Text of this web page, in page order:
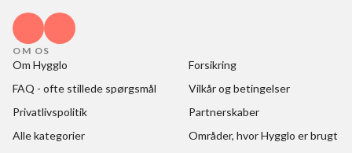
OM OS
Om Hygglo
Forsikring
FAQ - ofte stillede spørgsmål
Vilkår og betingelser
Privatlivspolitik
Partnerskaber
Alle kategorier
Områder, hvor Hygglo er brugt